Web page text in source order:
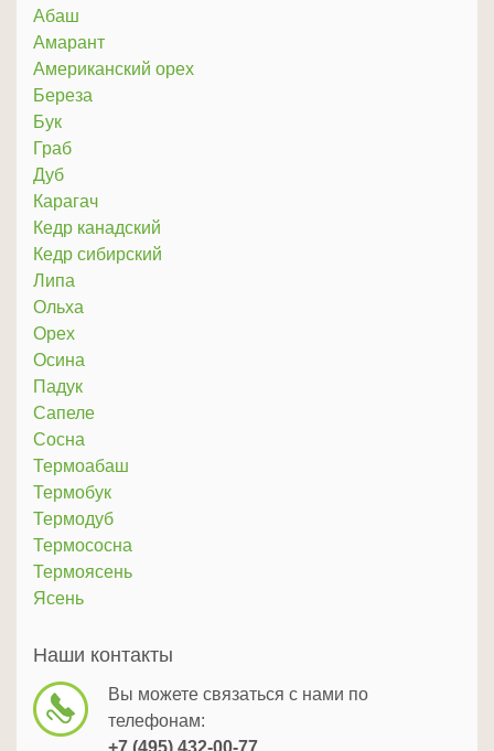
Абаш
Амарант
Американский орех
Береза
Бук
Граб
Дуб
Карагач
Кедр канадский
Кедр сибирский
Липа
Ольха
Орех
Осина
Падук
Сапеле
Сосна
Термоабаш
Термобук
Термодуб
Термососна
Термоясень
Ясень
Наши контакты
Вы можете связаться с нами по
телефонам:
+7 (495) 432-00-77